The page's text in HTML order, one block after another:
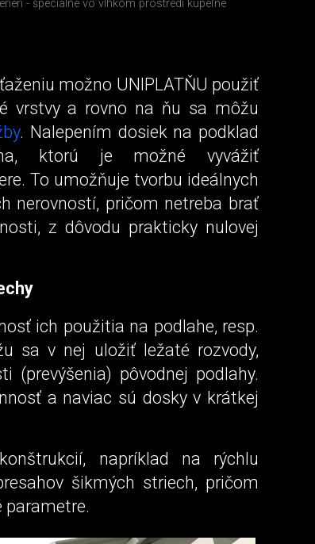
- špeciálne vo vlhkom prostredí kúpeľne
možno UNIPLATŇU použiť
vrstvy a rovno na ňu sa môžu
. Nalepením dosiek na podklad
ktorú je možné vyvážiť
To umožňuje tvorbu ideálnych
nerovností, pričom netreba brať
z dôvodu prakticky nulovej
ich použitia na podlahe, resp.
sa v nej uložiť ležaté rozvody,
(prevýšenia) pôvodnej podlahy.
a naviac sú dosky v krátkej
napríklad na rýchlu
šikmých striech, pričom
parametre.